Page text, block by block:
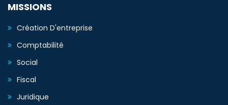
MISSIONS
Création D'entreprise
Comptabilité
Social
Fiscal
Juridique